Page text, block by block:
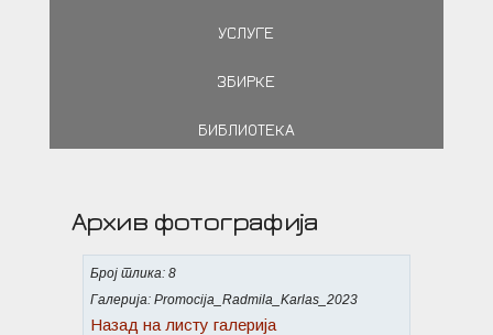
УСЛУГЕ
ЗБИРКЕ
БИБЛИОТЕКА
Архив фотографија
Број слика: 8
Галерија: Promocija_Radmila_Karlas_2023
Назад на листу галерија